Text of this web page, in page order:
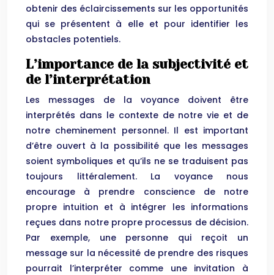
obtenir des éclaircissements sur les opportunités
qui se présentent à elle et pour identifier les
obstacles potentiels.
L’importance de la subjectivité et
de l’interprétation
Les messages de la voyance doivent être
interprétés dans le contexte de notre vie et de
notre cheminement personnel. Il est important
d’être ouvert à la possibilité que les messages
soient symboliques et qu’ils ne se traduisent pas
toujours littéralement. La voyance nous
encourage à prendre conscience de notre
propre intuition et à intégrer les informations
reçues dans notre propre processus de décision.
Par exemple, une personne qui reçoit un
message sur la nécessité de prendre des risques
pourrait l’interpréter comme une invitation à